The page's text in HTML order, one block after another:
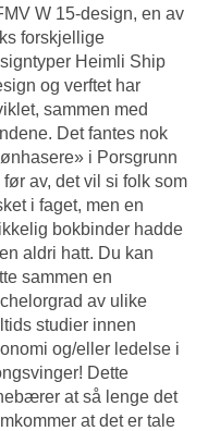
W 15-design, en av
forskjellige
Heimli Ship
og verftet har
sammen med
Det fantes nok
i Porsgrunn
før av, det vil si folk som
i faget, men en
bokbinder hadde
aldri hatt. Du kan
sammen en
av ulike
studier innen
og/eller ledelse i
Dette
at så lenge det
at det er tale